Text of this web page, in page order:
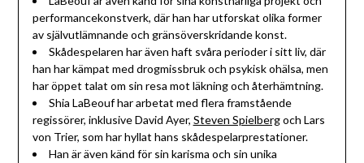
performancekonstverk, där han har utforskat olika former
av självutlämnande och gränsöverskridande konst.
Skådespelaren har även haft svåra perioder i sitt liv, där
han har kämpat med drogmissbruk och psykisk ohälsa, men
har öppet talat om sin resa mot läkning och återhämtning.
Shia LaBeouf har arbetat med flera framstående
regissörer, inklusive David Ayer, Steven Spielbergoch Lars
von Trier, som har hyllat hans skådespelarprestationer.
Han är även känd för sin karisma och sin unika